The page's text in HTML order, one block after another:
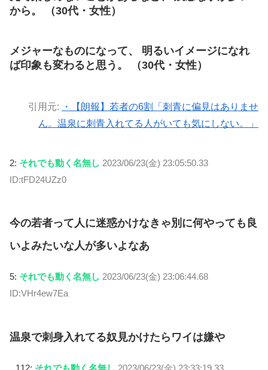
から。 （30代・女性）
メジャーなものになって、 明るいイメージになれ
ば印象も変わると思う。 （30代・女性）
引用元:
・【朗報】若者の6割「刺青に偏見はありませ
ん。温泉に刺青入れてる人がいても気にしない。」
2: それでも動く名無し 2023/06/23(金) 23:05:50.33
ID:tFD24UZz0
今の若者って人に迷惑かけなきゃ別に何やっても良
いよみたいな人が多いよなあ
5: それでも動く名無し 2023/06/23(金) 23:06:44.68
ID:VHr4ew7Ea
温泉で刺身入れてる奴見かけたらワイは嫌や
112: それでも動く名無し 2023/06/23(金) 23:33:19.33